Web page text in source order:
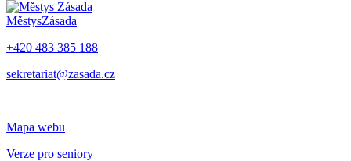
MěstysZásada
+420 483 385 188
sekretariat@zasada.cz
Mapa webu
Verze pro seniory